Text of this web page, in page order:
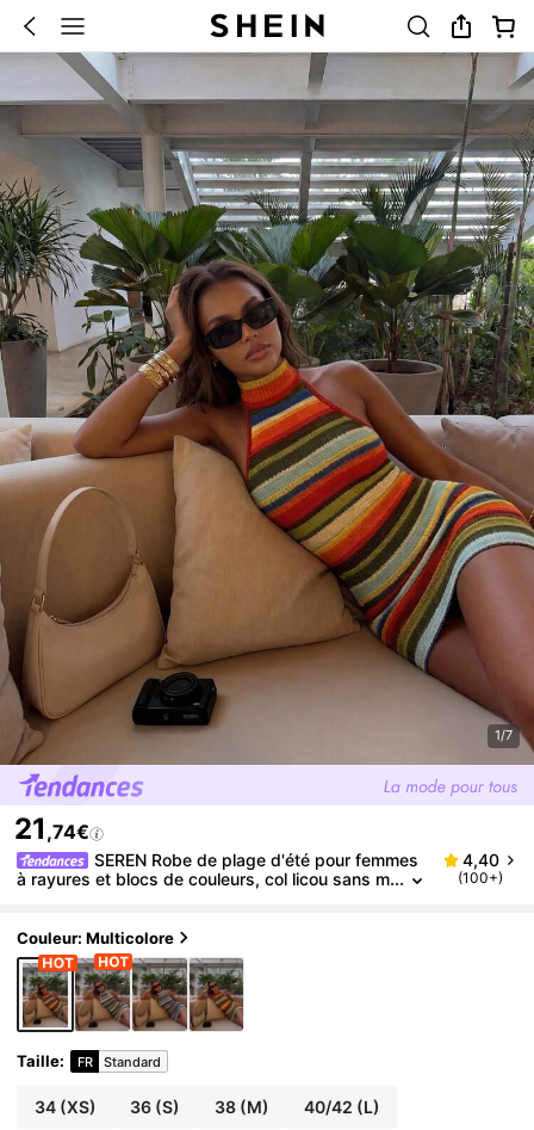
1/7
21 ,74€
SEREN Robe de plage d'été pour femmes
à rayures et blocs de couleurs, col licou sans m
4,40
(100+)
Couleur: Multicolore
Taille: FR Standard
34(XS) 36 (S) 38(M) 40/42 (L)